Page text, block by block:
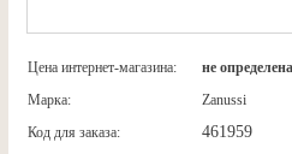
Цена интернет-магазина:
не определена
Марка:
Zanussi
Код для заказа:
461959